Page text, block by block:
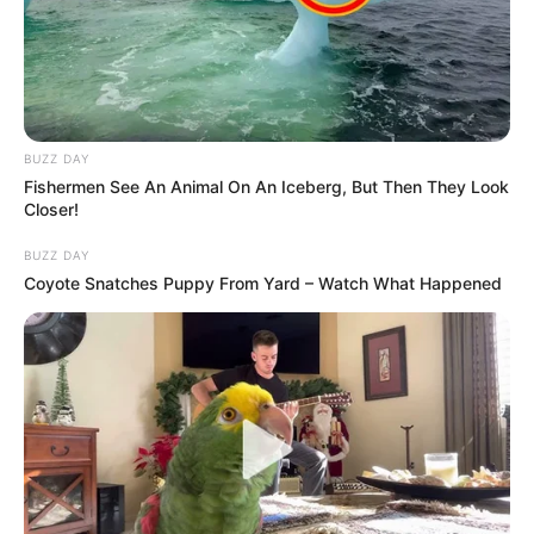
diplomamunkájára. Főleg, hogy Havas szerintem
egy könyvét sem olvasta a pszichológusnak” –
fogalmazott.
BUZZ DAY
Fishermen See An Animal On An Iceberg, But Then They Look
Closer!
BUZZ DAY
Coyote Snatches Puppy From Yard – Watch What Happened